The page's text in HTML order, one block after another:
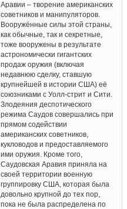
Аравии – творение американских
советников и манипуляторов.
Вооружённые силы этой страны,
как обычные, так и секретные,
тоже вооружены в результате
астрономически гигантских
продаж оружия (включая
недавнюю сделку, ставшую
крупнейшей в истории США) её
союзниками с Уолл-стрит и Сити.
Злодеяния деспотического
режима Саудов совершались при
прямом содействии
американских советников,
кукловодов и предоставляемого
ими оружия. Кроме того,
Саудовская Аравия приняла на
своей территории военную
группировку США, которая была
довольно крупной до тех пор,
пока не была распределена по